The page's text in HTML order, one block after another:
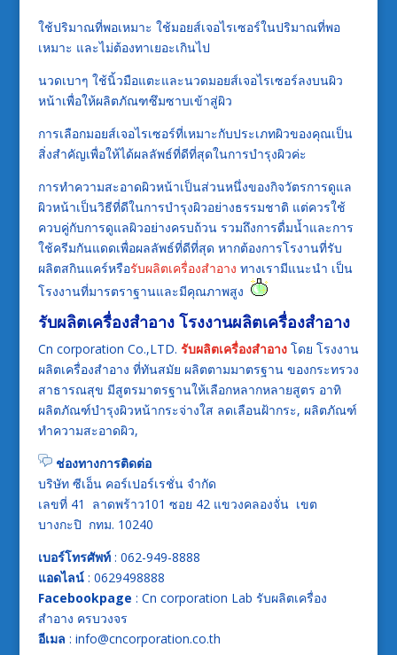
ใช้ปริมาณที่พอเหมาะ ใช้มอยส์เจอไรเซอร์ในปริมาณที่พอ
เหมาะ และไม่ต้องทาเยอะเกินไป
นวดเบาๆ ใช้นิ้วมือแตะและนวดมอยส์เจอไรเซอร์ลงบนผิว
หน้าเพื่อให้ผลิตภัณฑซึมซาบเข้าสู่ผิว
การเลือกมอยส์เจอไรเซอร์ที่เหมาะกับประเภทผิวของคุณเป็น
สิ่งสำคัญเพื่อให้ได้ผลลัพธ์ที่ดีที่สุดในการบำรุงผิวค่ะ
การทำความสะอาดผิวหน้าเป็นส่วนหนึ่งของกิจวัตรการดูแล
ผิวหน้าเป็นวิธีที่ดีในการบำรุงผิวอย่างธรรมชาติ แต่ควรใช้
ควบคู่กับการดูแลผิวอย่างครบถ้วน รวมถึงการดื่มน้ำและการ
ใช้ครีมกันแดดเพื่อผลลัพธ์ที่ดีที่สุด หากต้องการโรงานที่รับ
ผลิตสกินแคร์หรือรับผลิตเครื่องสำอาง ทางเรามีแนะนำ เป็น
โรงงานที่มารตราฐานและมีคุณภาพสูง
รับผลิตเครื่องสำอางโรงงานผลิตเครื่องสำอาง
Cn corporation Co.,LTD. รับผลิตเครื่องสำอางโดย โรงงาน
ผลิตเครื่องสำอาง ที่ทันสมัย ผลิตตามมาตรฐาน ของกระทรวง
สาธารณสุข มีสูตรมาตรฐานให้เลือกหลากหลายสูตร อาทิ
ผลิตภัณฑ์บำรุงผิวหน้ากระจ่างใส ลดเลือนฝ้ากระ, ผลิตภัณฑ์
ทำความสะอาดผิว,
ช่องทางการติดต่อ
บริษัท ซีเอ็น คอร์เปอร์เรชั่น จำกัด
เลขที่ 41 ลาดพร้าว101 ซอย 42 แขวงคลองจั่น เขต
บางกะปิ กทม. 10240
เบอร์โทรศัพท์ : 062-949-8888
แอดไลน์: 0629498888
Facebookpage : Cn corporation Lab รับผลิตเครื่อง
สำอาง ครบวงจร
อีเมล : info@cncorporation.co.th